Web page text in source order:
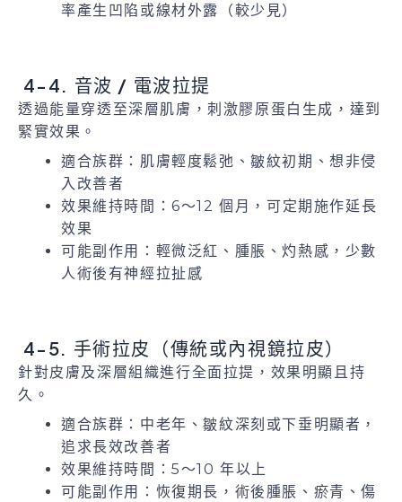
率產生凹陷或線材外露（較少見）
4-4. 音波 / 電波拉提
透過能量穿透至深層肌膚，刺激膠原蛋白生成，達到
緊實效果。
適合族群：肌膚輕度鬆弛、皺紋初期、想非侵
入改善者
效果維持時間：6～12 個月，可定期施作延長
效果
可能副作用：輕微泛紅、腫脹、灼熱感，少數
人術後有神經拉扯感
4-5. 手術拉皮（傳統或內視鏡拉皮）
針對皮膚及深層組織進行全面拉提，效果明顯且持
久。
適合族群：中老年、皺紋深刻或下垂明顯者，
追求長效改善者
效果維持時間：5～10 年以上
可能副作用：恢復期長，術後腫脹、瘀青、傷